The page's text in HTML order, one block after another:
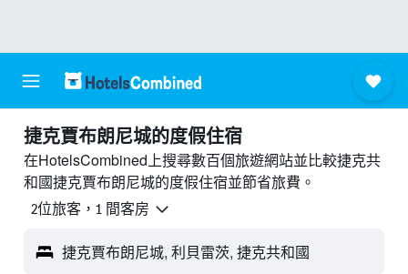
捷克賈布朗尼城的度假住宿
在HotelsCombined上搜尋數百個旅遊網站並比較捷克共
和國捷克賈布朗尼城的度假住宿並節省旅費。
2位旅客，1 間客房
捷克賈布朗尼城, 利貝雷茨, 捷克共和國